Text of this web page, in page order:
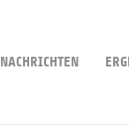
NACHRICHTEN